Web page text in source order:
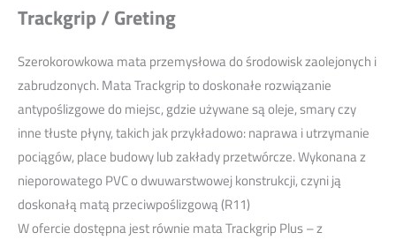
Trackgrip / Greting
Szerokorowkowa mata przemysłowa do środowisk zaolejonych i
zabrudzonych. Mata Trackgrip to doskonałe rozwiązanie
antypoślizgowe do miejsc, gdzie używane są oleje, smary czy
inne tłuste płyny, takich jak przykładowo: naprawa i utrzymanie
pociągów, place budowy lub zakłady przetwórcze. Wykonana z
nieporowatego PVC o dwuwarstwowej konstrukcji, czyni ją
doskonałą matą przeciwpoślizgową (R11)
W ofercie dostępna jest równie mata Trackgrip Plus – z